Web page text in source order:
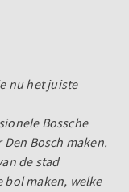
nu het juiste
Bossche
Bosch maken.
de stad
bol maken, welke